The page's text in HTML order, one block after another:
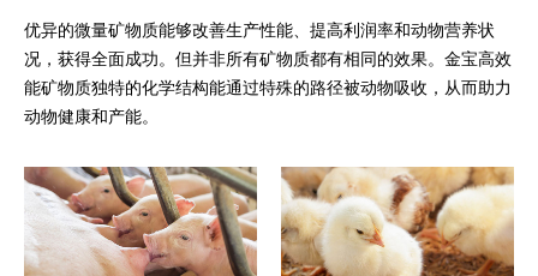
资源中心
可持续发展报告
语言 ENGLISH
优异的微量矿物质能够改善生产性能、提高利润率和动物营养状
况，获得全面成功。但并非所有矿物质都有相同的效果。金宝高效
能矿物质独特的化学结构能通过特殊的路径被动物吸收，从而助力
动物健康和产能。